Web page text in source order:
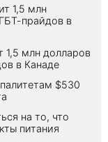
1,5 млн
прайдов в
1,5 млн долларов
в Канаде
$530
на то, что
питания